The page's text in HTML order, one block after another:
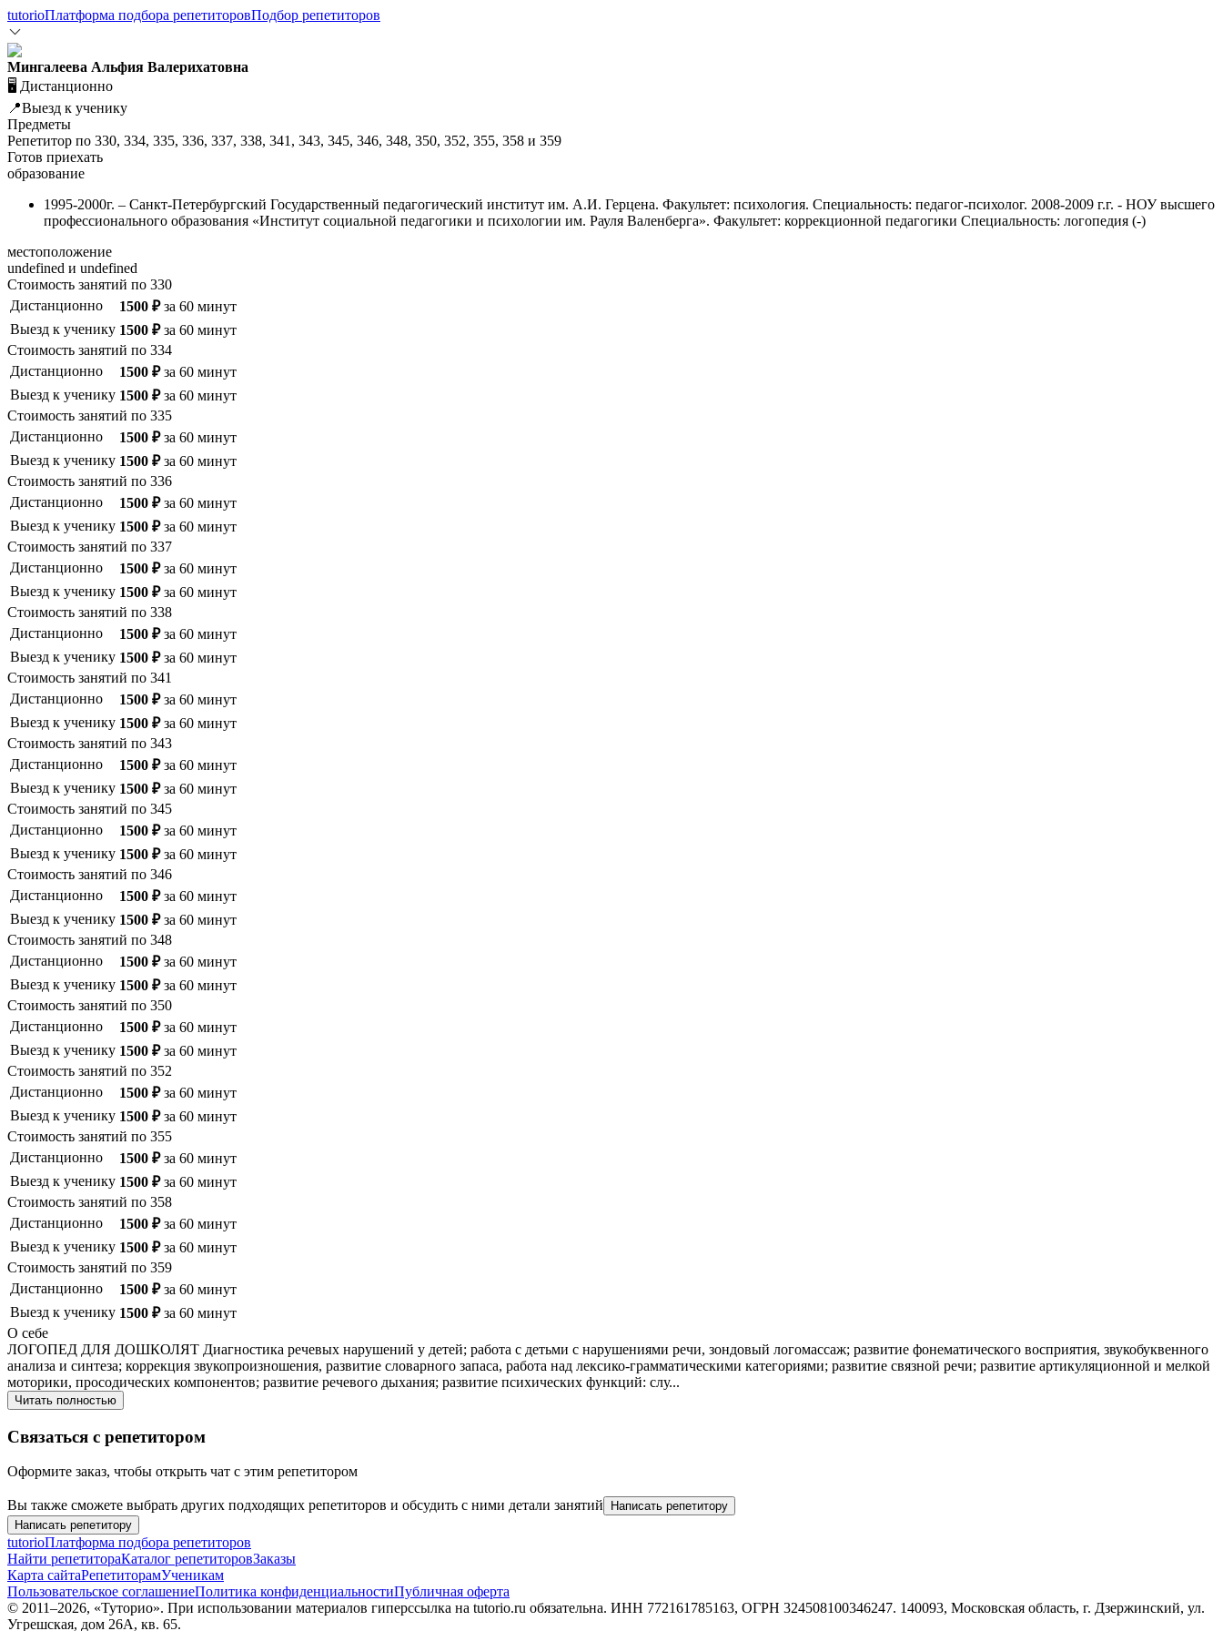
tutorioПлатформа подбора репетиторовПодбор репетиторов
Мингалеева Альфия Валерихатовна
🖥️ Дистанционно
📍Выезд к ученику
Предметы
Репетитор по 330, 334, 335, 336, 337, 338, 341 , 343, 345, 346, 348, 350, 352, 355, 358 и 359
Готов приехать
образование
1995-2000г. – Санкт-Петербургский Государственный педагогический институт им. А.И. Герцена. Факультет: психология. Специальность: педагог-психолог. 2008-2009 г.г. - НОУ высшего
профессионального образования «Институт социальной педагогики и психологии им. Рауля Валенберга». Факультет: коррекционной педагогики Специальность: логопедия (-)
местоположение
undefined и undefined
Стоимость занятий по 330
Дистанционно
1500 ₽ за 60 минут
Выезд к ученику 1500 ₽ за 60 минут
Стоимость занятий по 334
Дистанционно
1500 ₽ за 60 минут
Выезд к ученику 1500 ₽ за 60 минут
Стоимость занятий по 335
Дистанционно
1500 ₽ за 60 минут
Выезд к ученику 1500 ₽ за 60 минут
Стоимость занятий по 336
Дистанционно
1500 ₽ за 60 минут
Выезд к ученику 1500 ₽ за 60 минут
Стоимость занятий по 337
Дистанционно
1500 ₽ за 60 минут
Выезд к ученику 1500 ₽ за 60 минут
Стоимость занятий по 338
Дистанционно
1500 ₽ за 60 минут
Выезд к ученику 1500 ₽ за 60 минут
Стоимость занятий по 341
Дистанционно
1500 ₽ за 60 минут
Выезд к ученику 1500 ₽ за 60 минут
Стоимость занятий по 343
Дистанционно
1500 ₽ за 60 минут
Выезд к ученику 1500 ₽ за 60 минут
Стоимость занятий по 345
Дистанционно
1500 ₽ за 60 минут
Выезд к ученику 1500 ₽ за 60 минут
Стоимость занятий по 346
Дистанционно
1500 ₽ за 60 минут
Выезд к ученику 1500 ₽ за 60 минут
Стоимость занятий по 348
Дистанционно
1500 ₽ за 60 минут
Выезд к ученику 1500 ₽ за 60 минут
Стоимость занятий по 350
Дистанционно
1500 ₽ за 60 минут
Выезд к ученику 1500 ₽ за 60 минут
Стоимость занятий по 352
Дистанционно
1500 ₽ за 60 минут
Выезд к ученику 1500 ₽ за 60 минут
Стоимость занятий по 355
Дистанционно
1500 ₽ за 60 минут
Выезд к ученику 1500 ₽ за 60 минут
Стоимость занятий по 358
Дистанционно
1500 ₽ за 60 минут
Выезд к ученику 1500 ₽ за 60 минут
Стоимость занятий по 359
Дистанционно
1500 ₽ за 60 минут
Выезд к ученику 1500 ₽ за 60 минут
О себе
ЛОГОПЕД ДЛЯ ДОШКОЛЯТ Диагностика речевых нарушений у детей; работа с детьми с нарушениями речи, зондовый логомассаж; развитие фонематического восприятия, звукобуквенного
анализа и синтеза; коррекция звукопроизношения, развитие словарного запаса, работа над лексико-грамматическими категориями; развитие связной речи; развитие артикуляционной и мелкой
моторики, просодических компонентов; развитие речевого дыхания; развитие психических функций: слу...
Читать полностью
Связаться с репетитором
Оформите заказ, чтобы открыть чат с этим репетитором
Вы также сможете выбрать других подходящих репетиторов и обсудить с ними детали занятий
Написать репетитору
Написать репетитору
tutorioПлатформа подбора репетиторов
Найти репетитораКаталог репетиторовЗаказы
Карта сайтаРепетиторамУченикам
Пользовательское соглашениеПолитика конфиденциальностиПубличная оферта
© 2011–2026, «Туторио». При использовании материалов гиперссылка на tutorio.ru обязательна. ИНН 772161785163, ОГРН 324508100346247. 140093, Московская область, г. Дзержинский, ул.
Угрешская, дом 26А, кв. 65.